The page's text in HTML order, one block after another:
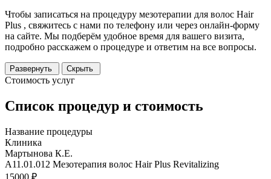
Чтобы записаться на процедуру мезотерапии для волос Hair
Plus , свяжитесь с нами по телефону или через онлайн-форму
на сайте. Мы подберём удобное время для вашего визита,
подробно расскажем о процедуре и ответим на все вопросы.
Развернуть Скрыть
Стоимость услуг
Список процедур и стоимость
Название процедуры
Клиника
Мартынова К.Е.
A11.01.012 Мезотерапия волос Hair Plus Revitalizing